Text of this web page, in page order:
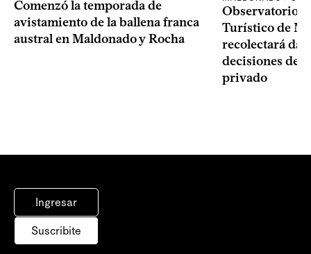
Comenzó la temporada de
avistamiento de la ballena franca
austral en Maldonado y Rocha
Observatorio
Turístico de
recolectará
decisiones del
privado
Ingresar
Suscribite